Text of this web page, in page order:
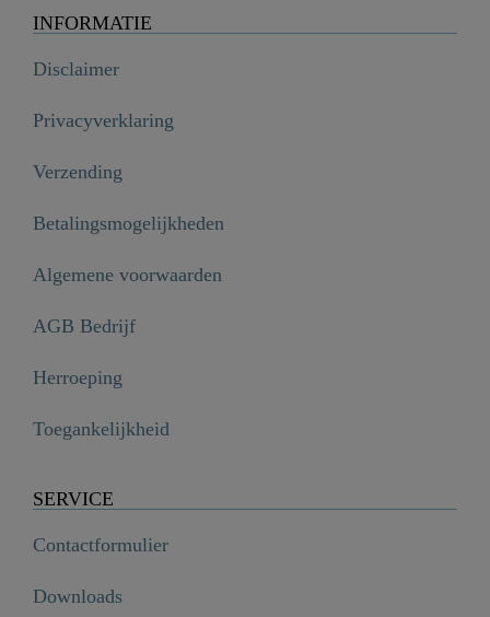
INFORMATIE
Disclaimer
Privacyverklaring
Verzending
Betalingsmogelijkheden
Algemene voorwaarden
AGB Bedrijf
Herroeping
Toegankelijkheid
SERVICE
Contactformulier
Downloads